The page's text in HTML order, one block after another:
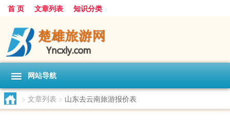
首 页 文章列表 知识分类
网站导航
> 文章列表 > 山东去云南旅游报价表